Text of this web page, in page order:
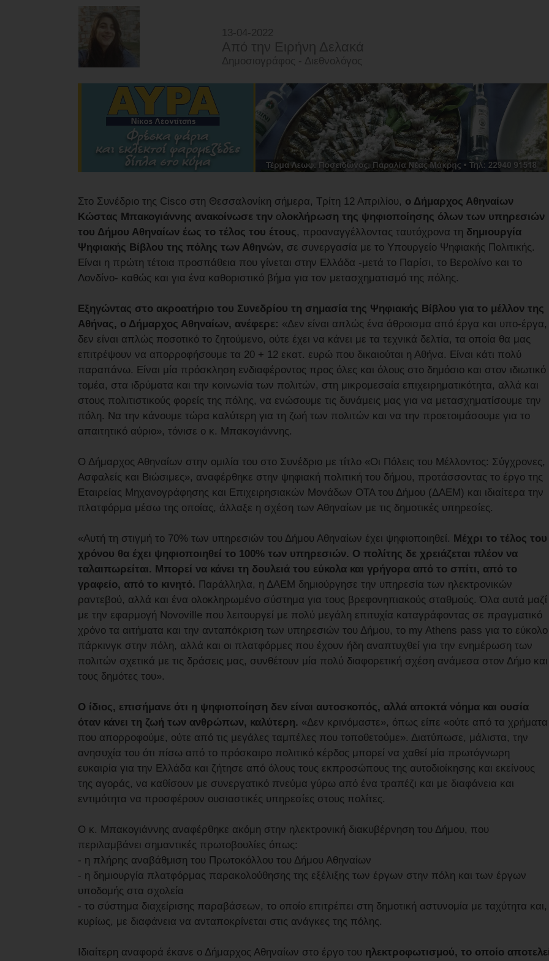
13-04-2022
Από την Ειρήνη Δελακά
Δημοσιογράφος - Διεθνολόγος
Στο Συνέδριο της Cisco στη Θεσσαλονίκη σήμερα, Τρίτη 12 Απριλίου, ο Δήμαρχος Αθηναίων
Κώστας Μπακογιάννης ανακοίνωσε την ολοκλήρωση της ψηφιοποίησης όλων των υπηρεσιών
του Δήμου Αθηναίων έως το τέλος του έτους, προαναγγέλλοντας ταυτόχρονα τη δημιουργία
Ψηφιακής Βίβλου της πόλης των Αθηνών, σε συνεργασία με το Υπουργείο Ψηφιακής Πολιτικής.
Είναι η πρώτη τέτοια προσπάθεια που γίνεται στην Ελλάδα -μετά το Παρίσι, το Βερολίνο και το
Λονδίνο- καθώς και για ένα καθοριστικό βήμα για τον μετασχηματισμό της πόλης.
Εξηγώντας στο ακροατήριο του Συνεδρίου τη σημασία της Ψηφιακής Βίβλου για το μέλλον της
Αθήνας, ο Δήμαρχος Αθηναίων, ανέφερε: «Δεν είναι απλώς ένα άθροισμα από έργα και υπο-έργα,
δεν είναι απλώς ποσοτικό το ζητούμενο, ούτε έχει να κάνει με τα τεχνικά δελτία, τα οποία θα μας
επιτρέψουν να απορροφήσουμε τα 20 + 12 εκατ. ευρώ που δικαιούται η Αθήνα. Είναι κάτι πολύ
παραπάνω. Είναι μία πρόσκληση ενδιαφέροντος προς όλες και όλους στο δημόσιο και στον ιδιωτικό
τομέα, στα ιδρύματα και την κοινωνία των πολιτών, στη μικρομεσαία επιχειρηματικότητα, αλλά και
στους πολιτιστικούς φορείς της πόλης, να ενώσουμε τις δυνάμεις μας για να μετασχηματίσουμε την
πόλη. Να την κάνουμε τώρα καλύτερη για τη ζωή των πολιτών και να την προετοιμάσουμε για το
απαιτητικό αύριο», τόνισε ο κ. Μπακογιάννης.
Ο Δήμαρχος Αθηναίων στην ομιλία του στο Συνέδριο με τίτλο «Οι Πόλεις του Μέλλοντος: Σύγχρονες,
Ασφαλείς και Βιώσιμες», αναφέρθηκε στην ψηφιακή πολιτική του δήμου, προτάσσοντας το έργο της
Εταιρείας Μηχανογράφησης και Επιχειρησιακών Μονάδων ΟΤΑ του Δήμου (ΔΑΕΜ) και ιδιαίτερα την
πλατφόρμα μέσω της οποίας, άλλαξε η σχέση των Αθηναίων με τις δημοτικές υπηρεσίες.
«Αυτή τη στιγμή το 70% των υπηρεσιών του Δήμου Αθηναίων έχει ψηφιοποιηθεί. Μέχρι το τέλος του
χρόνου θα έχει ψηφιοποιηθεί το 100% των υπηρεσιών. Ο πολίτης δε χρειάζεται πλέον να
ταλαιπωρείται. Μπορεί να κάνει τη δουλειά του εύκολα και γρήγορα από το σπίτι, από το
γραφείο, από το κινητό. Παράλληλα, η ΔΑΕΜ δημιούργησε την υπηρεσία των ηλεκτρονικών
ραντεβού, αλλά και ένα ολοκληρωμένο σύστημα για τους βρεφονηπιακούς σταθμούς. Όλα αυτά μαζί
με την εφαρμογή Novoville που λειτουργεί με πολύ μεγάλη επιτυχία καταγράφοντας σε πραγματικό
χρόνο τα αιτήματα και την ανταπόκριση των υπηρεσιών του Δήμου, το my Athens pass για το εύκολο
πάρκινγκ στην πόλη, αλλά και οι πλατφόρμες που έχουν ήδη αναπτυχθεί για την ενημέρωση των
πολιτών σχετικά με τις δράσεις μας, συνθέτουν μία πολύ διαφορετική σχέση ανάμεσα στον Δήμο και
τους δημότες του».
Ο ίδιος, επισήμανε ότι η ψηφιοποίηση δεν είναι αυτοσκοπός, αλλά αποκτά νόημα και ουσία
όταν κάνει τη ζωή των ανθρώπων, καλύτερη. «Δεν κρινόμαστε», όπως είπε «ούτε από τα χρήματα
που απορροφούμε, ούτε από τις μεγάλες ταμπέλες που τοποθετούμε». Διατύπωσε, μάλιστα, την
ανησυχία του ότι πίσω από το πρόσκαιρο πολιτικό κέρδος μπορεί να χαθεί μία πρωτόγνωρη
ευκαιρία για την Ελλάδα και ζήτησε από όλους τους εκπροσώπους της αυτοδιοίκησης και εκείνους
της αγοράς, να καθίσουν με συνεργατικό πνεύμα γύρω από ένα τραπέζι και με διαφάνεια και
εντιμότητα να προσφέρουν ουσιαστικές υπηρεσίες στους πολίτες.
Ο κ. Μπακογιάννης αναφέρθηκε ακόμη στην ηλεκτρονική διακυβέρνηση του Δήμου, που
περιλαμβάνει σημαντικές πρωτοβουλίες όπως:
- η πλήρης αναβάθμιση του Πρωτοκόλλου του Δήμου Αθηναίων
- η δημιουργία πλατφόρμας παρακολούθησης της εξέλιξης των έργων στην πόλη και των έργων
υποδομής στα σχολεία
- το σύστημα διαχείρισης παραβάσεων, το οποίο επιτρέπει στη δημοτική αστυνομία με ταχύτητα και,
κυρίως, με διαφάνεια να ανταποκρίνεται στις ανάγκες της πόλης.
Ιδιαίτερη αναφορά έκανε ο Δήμαρχος Αθηναίων στο έργο του ηλεκτροφωτισμού, το οποίο